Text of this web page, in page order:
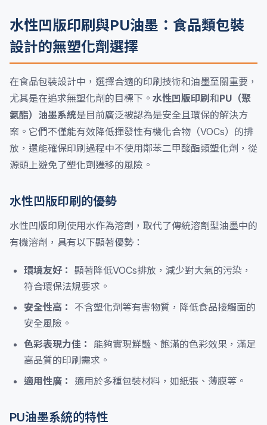
水性凹版印刷與PU油墨：食品類包裝
設計的無塑化劑選擇
在食品包裝設計中，選擇合適的印刷技術和油墨至關重要，
尤其是在追求無塑化劑的目標下。 水性凹版印刷和PU（聚
氨酯）油墨系統是目前廣泛被認為是安全且環保的解決方
案。它們不僅能有效降低揮發性有機化合物（VOCs）的排
放，還能確保印刷過程中不使用鄰苯二甲酸酯類塑化劑，從
源頭上避免了塑化劑遷移的風險。
水性凹版印刷的優勢
水性凹版印刷使用水作為溶劑，取代了傳統溶劑型油墨中的
有機溶劑，具有以下顯著優勢：
環境友好： 顯著降低VOCs排放，減少對大氣的污染，
符合環保法規要求。
安全性高：
不含塑化劑等有害物質，降低食品接觸面的
安全風險。
色彩表現力佳：
能夠實現鮮豔、飽滿的色彩效果，滿足
高品質的印刷需求。
適用性廣：
適用於多種包裝材料，如紙張、薄膜等。
PU油墨系統的特性